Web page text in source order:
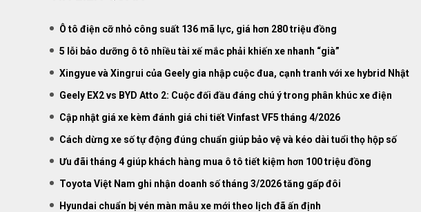
Ô tô điện cỡ nhỏ công suất 136 mã lực, giá hơn 280 triệu đồng
5 lỗi bảo dưỡng ô tô nhiều tài xế mắc phải khiến xe nhanh “già”
Xingyue và Xingrui của Geely gia nhập cuộc đua, cạnh tranh với xe hybrid Nhật
Geely EX2 vs BYD Atto 2: Cuộc đối đầu đáng chú ý trong phân khúc xe điện
Cập nhật giá xe kèm đánh giá chi tiết Vinfast VF5 tháng 4/2026
Cách dừng xe số tự động đúng chuẩn giúp bảo vệ và kéo dài tuổi thọ hộp số
Ưu đãi tháng 4 giúp khách hàng mua ô tô tiết kiệm hơn 100 triệu đồng
Toyota Việt Nam ghi nhận doanh số tháng 3/2026 tăng gấp đôi
Hyundai chuẩn bị vén màn mẫu xe mới theo lịch đã ấn định